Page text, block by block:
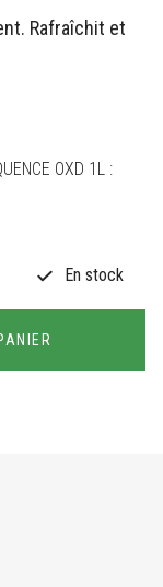
Rafraîchit et
OXD 1L :
En stock